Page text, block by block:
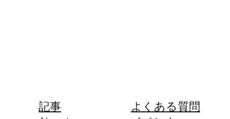
記事
よくある質問